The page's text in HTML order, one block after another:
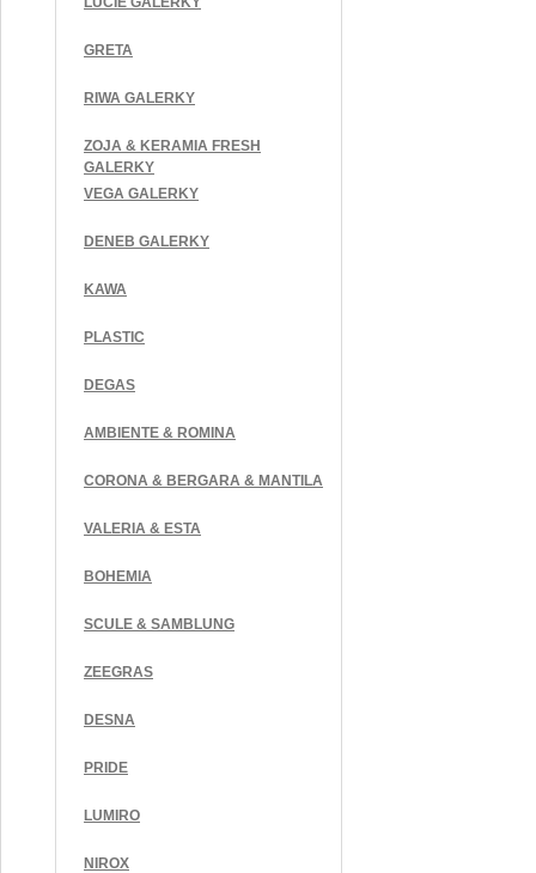
GRETA
RIWA GALERKY
ZOJA & KERAMIA FRESH
GALERKY
VEGA GALERKY
DENEB GALERKY
KAWA
PLASTIC
DEGAS
AMBIENTE & ROMINA
CORONA & BERGARA & MANTILA
VALERIA & ESTA
BOHEMIA
SCULE & SAMBLUNG
ZEEGRAS
DESNA
PRIDE
LUMIRO
NIROX